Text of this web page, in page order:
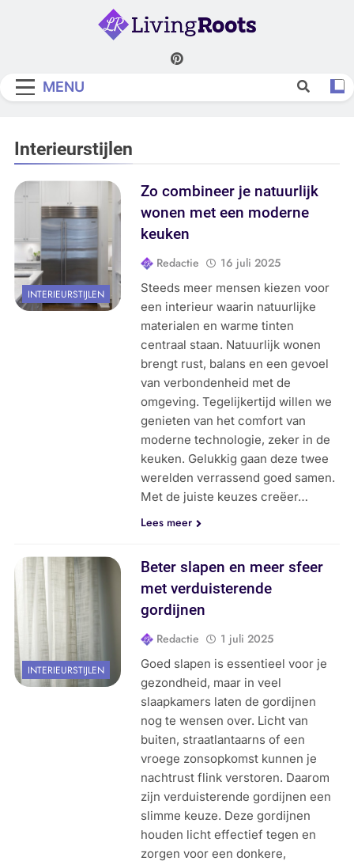
Living Roots
MENU
Interieurstijlen
INTERIEURSTIJLEN
Zo combineer je natuurlijk
wonen met een moderne
keuken
Redactie 16 juli 2025
Steeds meer mensen kiezen voor
een interieur waarin natuurlijke
materialen en warme tinten
centraal staan. Natuurlijk wonen
brengt rust, balans en een gevoel
van verbondenheid met de
omgeving. Tegelijkertijd willen we
genieten van het comfort van
moderne technologie, zeker in de
keuken. Gelukkig gaan deze twee
werelden verrassend goed samen.
Met de juiste keuzes creëer…
Lees meer
INTERIEURSTIJLEN
Beter slapen en meer sfeer
met verduisterende
gordijnen
Redactie 1 juli 2025
Goed slapen is essentieel voor je
gezondheid, maar in veel
slaapkamers laten de gordijnen
nog te wensen over. Licht van
buiten, straatlantaarns of een
vroege zonsopkomst kunnen je
nachtrust flink verstoren. Daarom
zijn verduisterende gordijnen een
slimme keuze. Deze gordijnen
houden licht effectief tegen en
zorgen voor een donkere,